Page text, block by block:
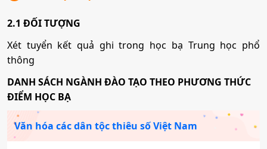
Mã ngành:7220201_AH
Tổ hợp:
D66; D84; X25; X26; X78; X79
Song ngữ Anh -Trung
2.1 ĐỐI TƯỢNG
Xét tuyển kết quả ghi trong học bạ Trung học phổ
thông
DANH SÁCH NGÀNH ĐÀO TẠO THEO PHƯƠNG THỨC
ĐIỂM HỌC BẠ
Văn hóa các dân tộc thiêu số Việt Nam